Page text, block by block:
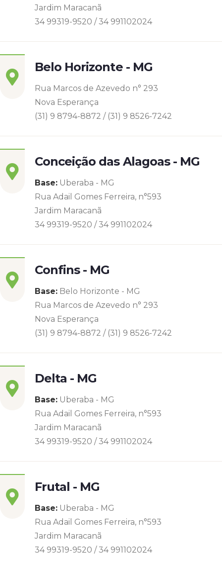
Jardim Maracanã
34 99319-9520 / 34 991102024
Belo Horizonte - MG
Rua Marcos de Azevedo n° 293
Nova Esperança
(31) 9 8794-8872 / (31) 9 8526-7242
Conceição das Alagoas - MG
Base: Uberaba - MG
Rua Adail Gomes Ferreira, n°593
Jardim Maracanã
34 99319-9520 / 34 991102024
Confins - MG
Base: Belo Horizonte - MG
Rua Marcos de Azevedo n° 293
Nova Esperança
(31) 9 8794-8872 / (31) 9 8526-7242
Delta - MG
Base: Uberaba - MG
Rua Adail Gomes Ferreira, n°593
Jardim Maracanã
34 99319-9520 / 34 991102024
Frutal - MG
Base: Uberaba - MG
Rua Adail Gomes Ferreira, n°593
Jardim Maracanã
34 99319-9520 / 34 991102024